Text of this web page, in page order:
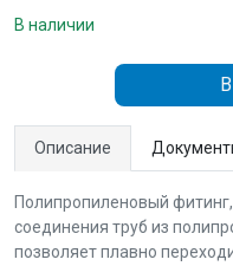
В наличии
Описание
Полипропиленовый
соединения труб из
позволяет плавно